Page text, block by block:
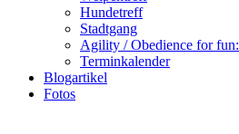
Hundetreff
Stadtgang
Agility / Obedience for fun:
Terminkalender
Blogartikel
Fotos